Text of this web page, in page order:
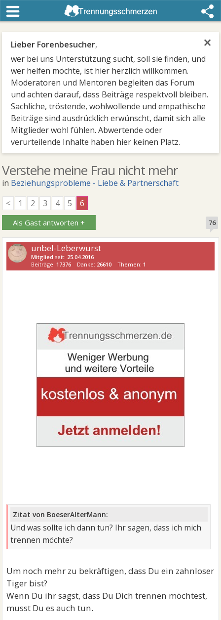
×
Lieber Forenbesucher,
wer bei uns Unterstützung sucht, soll sie finden, und
wer helfen möchte, ist hier herzlich willkommen.
Moderatoren und Mentoren begleiten das Forum
und achten darauf, dass Beiträge respektvoll bleiben.
Sachliche, tröstende, wohlwollende und empathische
Beiträge sind ausdrücklich erwünscht, damit sich alle
Mitglieder wohl fühlen. Abwertende oder
verurteilende Inhalte haben hier keinen Platz.
Verstehe meine Frau nicht mehr
in Beziehungsprobleme - Liebe & Partnerschaft
<
1 2 3 4 5 6
Als Gast antworten + 76
unbel-Leberwurst
Mitglied seit: 25.04.2016
Beiträge: 17376 Danke: 26610 Themen: 1
Zitat von BoeserAlterMann:
Und was sollte ich dann tun? Ihr sagen, dass ich mich
trennen möchte?
Um noch mehr zu bekräftigen, dass Du ein zahnloser
Tiger bist?
Wenn Du ihr sagst, dass Du Dich trennen möchtest,
musst Du es auch tun.